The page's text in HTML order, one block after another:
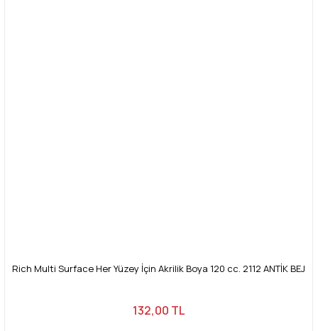
Rich Multi Surface Her Yüzey İçin Akrilik Boya 120 cc. 2112 ANTİK BEJ
132,00 TL